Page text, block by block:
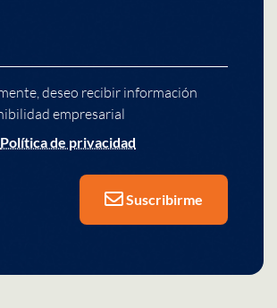
deseo recibir información
empresarial
Política de privacidad
Suscribirme